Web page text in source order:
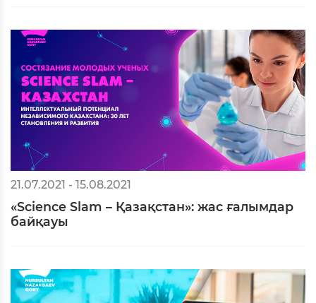
21.07.2021 - 15.08.2021
«Science Slam – Қазақстан»: жас ғалымдар
байқауы